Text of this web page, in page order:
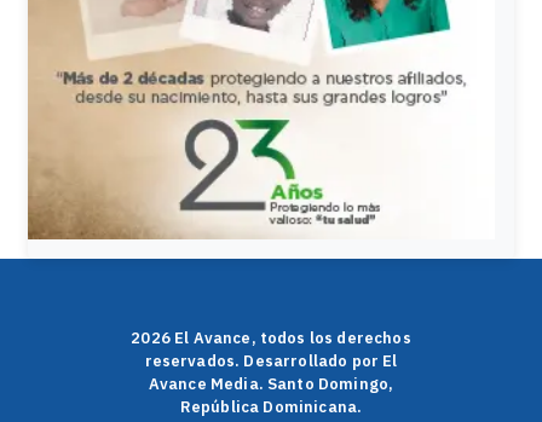
2026 El Avance, todos los derechos
reservados. Desarrollado por El
Avance Media. Santo Domingo,
República Dominicana.